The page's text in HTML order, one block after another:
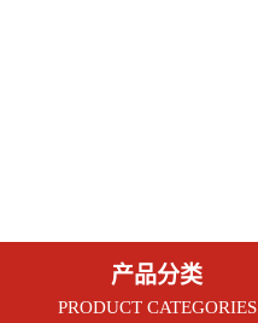
产品分类
PRODUCT CATEGORIES